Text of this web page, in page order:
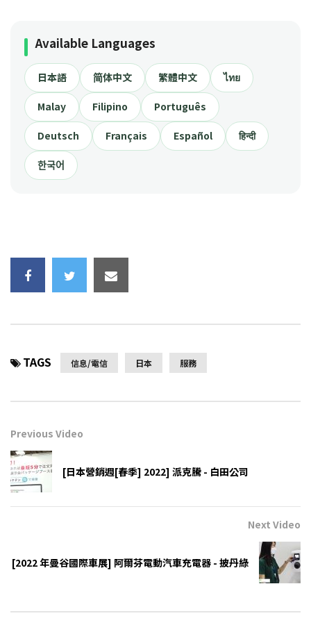
Available Languages
日本語 简体中文 繁體中文 ไทย
Malay Filipino Português
Deutsch Français Español हिन्दी
한국어
TAGS 信息/電信 日本 服務
Previous Video
[日本營銷週[春季] 2022] 派克騰 - 白田公司
Next Video
[2022 年曼谷國際車展] 阿爾芬電動汽車充電器 - 披丹綠